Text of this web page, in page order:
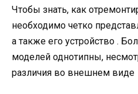
Чтобы знать, как
необходимо четко
а также его устройство .
моделей однотипны,
различия во внешнем виде